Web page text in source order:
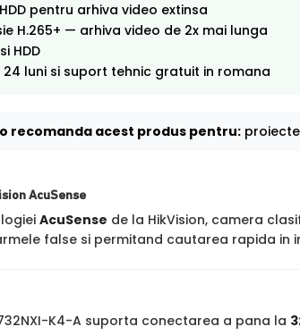
pentru arhiva video extinsa
H.265+ — arhiva video de 2x mai lunga
HDD
24 luni si suport tehnic gratuit in romana
recomanda acest produs pentru:
AcuSense
AcuSense de la HikVision, camera
false si permitand cautarea rapida in
K4-A suporta conectarea a pana la